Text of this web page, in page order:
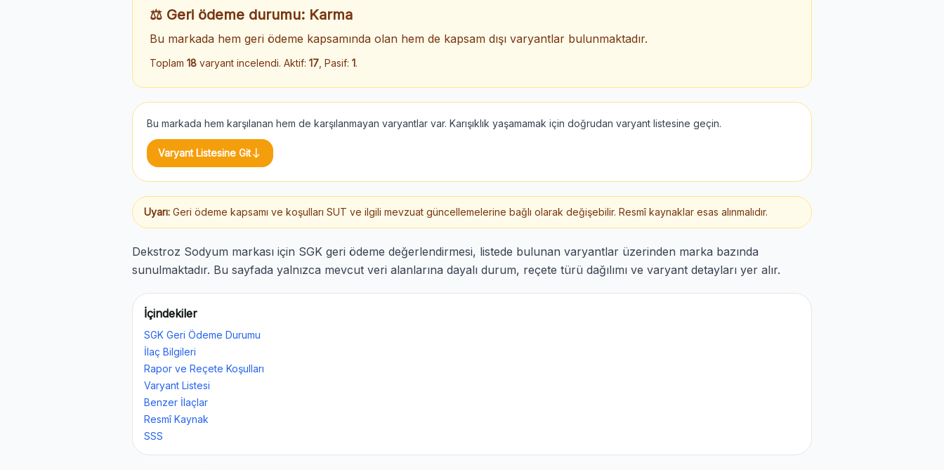
⚖️ Geri ödeme durumu: Karma
Bu markada hem geri ödeme kapsamında olan hem de kapsam dışı varyantlar bulunmaktadır.
Toplam 18 varyant incelendi. Aktif: 17 , Pasif: 1.
Bu markada hem karşılanan hem de karşılanmayan varyantlar var. Karışıklık yaşamamak için doğrudan varyant listesine geçin.
Varyant Listesine Gitsouth
Uyarı: Geri ödeme kapsamı ve koşulları SUT ve ilgili mevzuat güncellemelerine bağlı olarak değişebilir. Resmî kaynaklar esas alınmalıdır.
Dekstroz Sodyum markası için SGK geri ödeme değerlendirmesi, listede bulunan varyantlar üzerinden marka bazında
sunulmaktadır. Bu sayfada yalnızca mevcut veri alanlarına dayalı durum, reçete türü dağılımı ve varyant detayları yer alır.
İçindekiler
SGK Geri Ödeme Durumu
İlaç Bilgileri
Rapor ve Reçete Koşulları
Varyant Listesi
Benzer İlaçlar
Resmî Kaynak
SSS